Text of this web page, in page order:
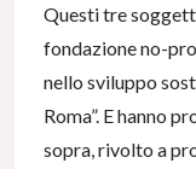
Questi tre
fondazione no-
nello sviluppo
Roma”. E hanno
sopra, rivolto a